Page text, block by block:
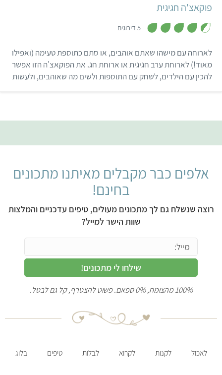
פוקאצ'ה חגיגית
5 דירוגים
ת
ו
ך
5
לארוחה עם מישהו שאתם אוהבים, או סתם כתוספת טעימה (ואפילו
מאוד!) לארוחת ערב חגיגית או ארוחת חג. את הפוקאצ'ה הזו אפשר
להכין עם הילדים, לשחק עם התוספות ולשים מה שאוהבים, ולעשות
אלפים כבר מקבלים מאיתנו מתכונים
בחינם!
רוצה שנשלח גם לך מתכונים מעולים, טיפים עדכניים והמלצות
שוות הישר למייל?
שילחו לי מתכונים!
100% מהצומח, 0% ספאם. פשוט להצטרף, קל גם לבטל.
לאכול לקנות לקרוא לבלות טיפים בלוג